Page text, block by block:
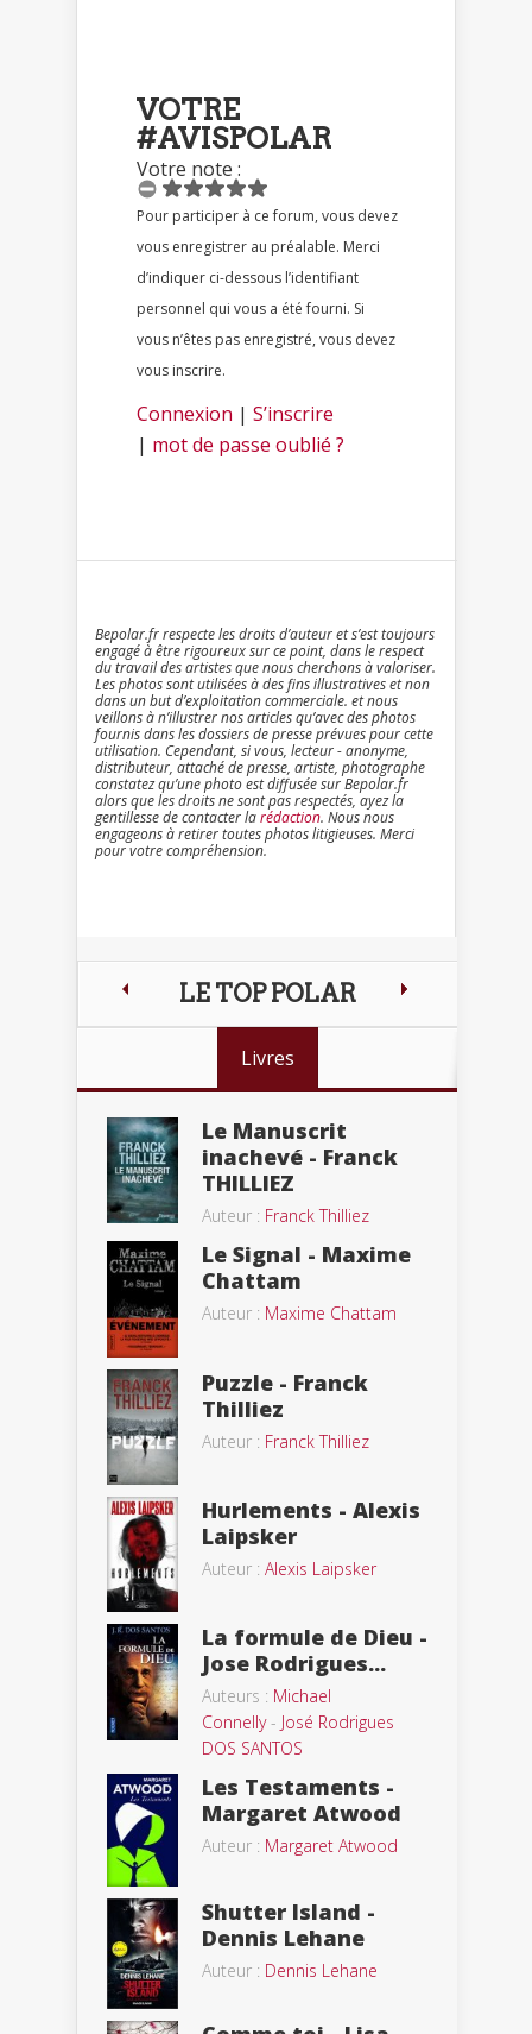
VOTRE
#AVISPOLAR
Votre note :
Pour participer à ce forum, vous devez
vous enregistrer au préalable. Merci
d’indiquer ci-dessous l’identifiant
personnel qui vous a été fourni. Si
vous n’êtes pas enregistré, vous devez
vous inscrire.
Connexion | S’inscrire
| mot de passe oublié ?
Bepolar.fr respecte les droits d’auteur et s’est toujours
engagé à être rigoureux sur ce point, dans le respect
du travail des artistes que nous cherchons à valoriser.
Les photos sont utilisées à des fins illustratives et non
dans un but d’exploitation commerciale. et nous
veillons à n’illustrer nos articles qu’avec des photos
fournis dans les dossiers de presse prévues pour cette
utilisation. Cependant, si vous, lecteur - anonyme,
distributeur, attaché de presse, artiste, photographe
constatez qu’une photo est diffusée sur Bepolar.fr
alors que les droits ne sont pas respectés, ayez la
gentillesse de contacter larédaction. Nous nous
engageons à retirer toutes photos litigieuses. Merci
pour votre compréhension.
LE TOP POLAR
Livres
Le Manuscrit
inachevé - Franck
THILLIEZ
Auteur : Franck Thilliez
Le Signal - Maxime
Chattam
Auteur : Maxime Chattam
Puzzle - Franck
Thilliez
Auteur : Franck Thilliez
Hurlements - Alexis
Laipsker
Auteur : Alexis Laipsker
La formule de Dieu -
Jose Rodrigues...
Auteurs : Michael
Connelly- José Rodrigues
DOS SANTOS
Les Testaments -
Margaret Atwood
Auteur : Margaret Atwood
Shutter Island -
Dennis Lehane
Auteur : Dennis Lehane